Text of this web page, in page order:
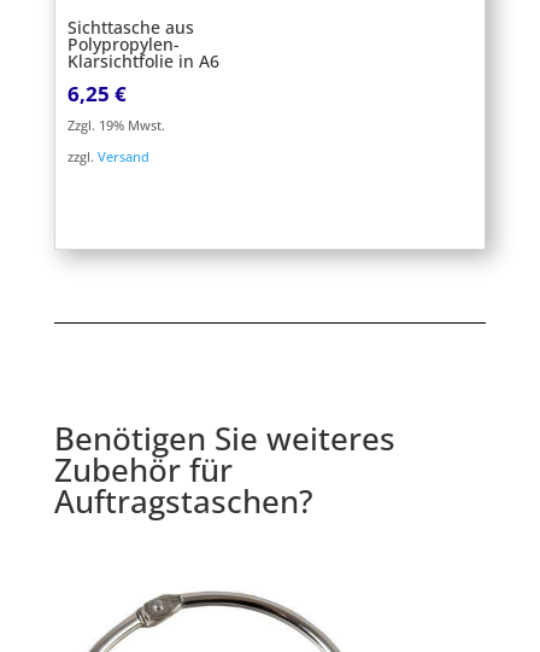
Sichttasche aus
Polypropylen-
Klarsichtfolie in A6
6,25 €
Zzgl. 19% Mwst.
zzgl. Versand
Benötigen Sie weiteres
Zubehör für
Auftragstaschen?